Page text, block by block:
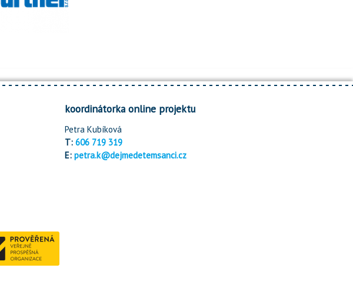
koordinátorka online projektu
Petra Kubíková
T:606 719 319
E:petra.k@dejmedetemsanci.cz